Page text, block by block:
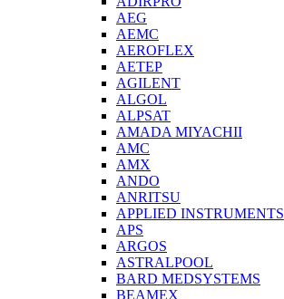
AEG
AEMC
AEROFLEX
AETEP
AGILENT
ALGOL
ALPSAT
AMADA MIYACHII
AMC
AMX
ANDO
ANRITSU
APPLIED INSTRUMENTS
APS
ARGOS
ASTRALPOOL
BARD MEDSYSTEMS
BEAMEX